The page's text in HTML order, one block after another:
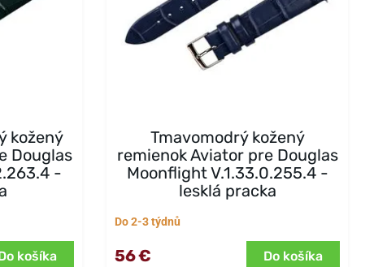
kožený
Douglas
-
košíka
Tmavomodrý kožený
remienok Aviator pre Douglas
Moonflight V.1.33.0.255.4 -
lesklá pracka
Do 2-3 týdnů
56 € Do košíka